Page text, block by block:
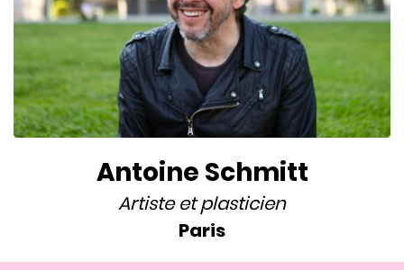
Antoine Schmitt
Artisteetplasticien
Paris